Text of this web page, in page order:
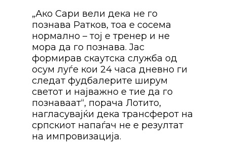
„Ако Сари вели дека не го
познава Ратков, тоа е сосема
нормално – тој е тренер и не
мора да го познава. Јас
формирав скаутска служба од
осум луѓе кои 24 часа дневно ги
следат фудбалерите ширум
светот и најважно е тие да го
познаваат“, порача Лотито,
нагласувајќи дека трансферот на
српскиот напаѓач не е резултат
на импровизација.